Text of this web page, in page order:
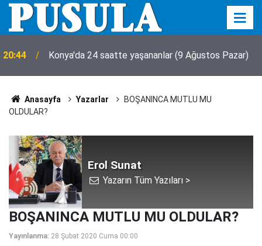
20:44 Konya'da 24 saatte yaşananlar (9 Ağustos Pazar)
Anasayfa Yazarlar
BOŞANINCA MUTLU MU
OLDULAR?
Erol Sunat
Yazarın Tüm Yazıları >
BOŞANINCA MUTLU MU OLDULAR?
Yayınlanma: 28 Şubat 2020 Cuma 00:00